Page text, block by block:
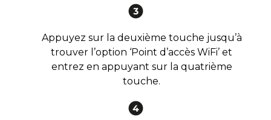
Appuyez sur la deuxième touche jusqu’à
trouver l’option ‘Point d’accès WiFi’ et
entrez en appuyant sur la quatrième
touche.